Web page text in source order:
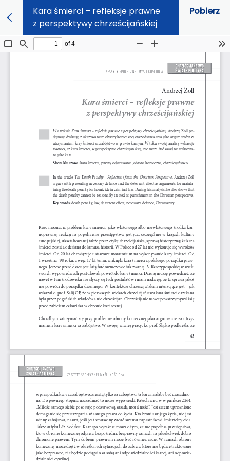
Kara śmierci – refleksje prawne
z perspektywy chrześcijańskiej
Pobierz